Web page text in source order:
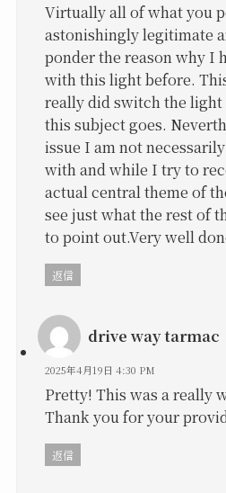
Virtually all of what you
astonishingly legitimate
ponder the reason why I
with this light before.
really did switch the light
this subject goes.
issue I am not
with and while I try to
actual central theme of
see just what the rest of
to point out.Very well
返信
drive way tarmac
2025年4月19日 4:30 PM
Pretty! This was a really
Thank you for your
返信